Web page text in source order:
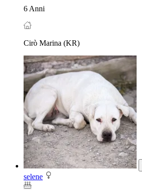
6 Anni
Cirò Marina (KR)
selene